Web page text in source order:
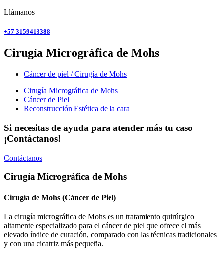
Llámanos
+57 3159413388
Cirugía Micrográfica de Mohs
Cáncer de piel / Cirugía de Mohs
Cirugía Micrográfica de Mohs
Cáncer de Piel
Reconstrucción Estética de la cara
Si necesitas de ayuda para atender más tu caso
¡Contáctanos!
Contáctanos
Cirugía Micrográfica de Mohs
Cirugía de Mohs (Cáncer de Piel)
La cirugía micrográfica de Mohs es un tratamiento quirúrgico
altamente especializado para el cáncer de piel que ofrece el más
elevado índice de curación, comparado con las técnicas tradicionales
y con una cicatriz más pequeña.